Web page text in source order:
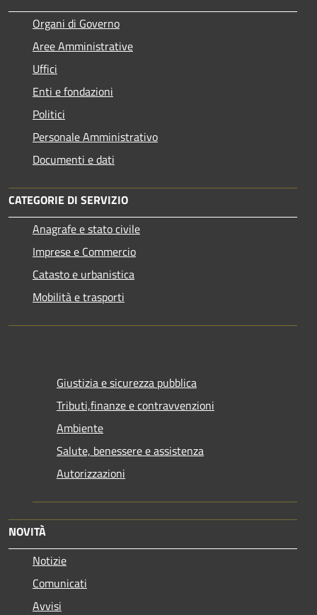
Organi di Governo
Aree Amministrative
Uffici
Enti e fondazioni
Politici
Personale Amministrativo
Documenti e dati
CATEGORIE DI SERVIZIO
Anagrafe e stato civile
Imprese e Commercio
Catasto e urbanistica
Mobilità e trasporti
Giustizia e sicurezza pubblica
Tributi,finanze e contravvenzioni
Ambiente
Salute, benessere e assistenza
Autorizzazioni
NOVITÀ
Notizie
Comunicati
Avvisi